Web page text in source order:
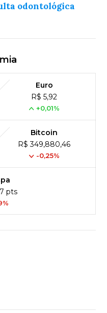
odontológica
Euro
R$ 5,92
+0,01%
Bitcoin
R$ 349,880,46
-0,25%
pts